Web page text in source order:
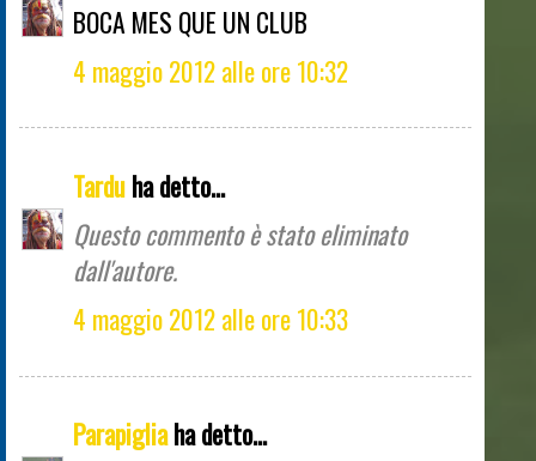
BOCA MES QUE UN CLUB
4 maggio 2012 alle ore 10:32
Tarduha detto...
Questo commento è stato eliminato
dall'autore.
4 maggio 2012 alle ore 10:33
Parapigliaha detto...